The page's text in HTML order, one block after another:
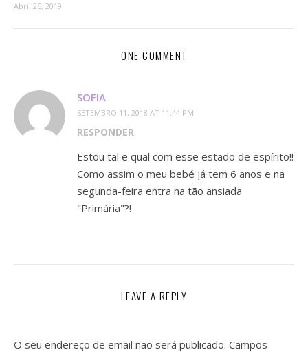
Abril 26, 2019
ONE COMMENT
SOFIA
SETEMBRO 11, 2018 AT 11:44 PM
RESPONDER
Estou tal e qual com esse estado de espírito!!
Como assim o meu bebé já tem 6 anos e na
segunda-feira entra na tão ansiada
"Primária"?!
LEAVE A REPLY
O seu endereço de email não será publicado. Campos